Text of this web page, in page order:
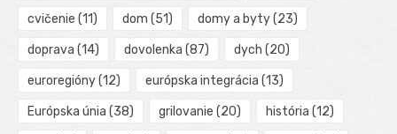
cvičenie (11) dom (51) domy a byty(23)
doprava (14) dovolenka (87) dych (20)
euroregióny(12) európska integrácia (13)
Európska únia (38) grilovanie (20) história (12)